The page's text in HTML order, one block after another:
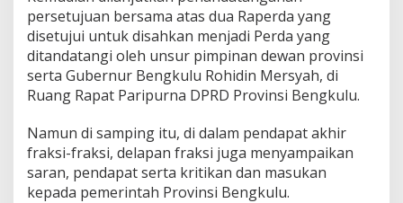
persetujuan bersama atas dua Raperda yang
disetujui untuk disahkan menjadi Perda yang
ditandatangi oleh unsur pimpinan dewan provinsi
serta Gubernur Bengkulu Rohidin Mersyah, di
Ruang Rapat Paripurna DPRD Provinsi Bengkulu.
Namun di samping itu, di dalam pendapat akhir
fraksi-fraksi, delapan fraksi juga menyampaikan
saran, pendapat serta kritikan dan masukan
kepada pemerintah Provinsi Bengkulu.